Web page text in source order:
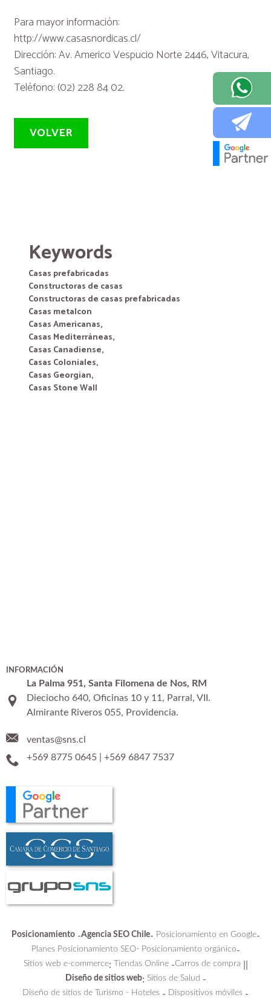
Para mayor información:
http://www.casasnordicas.cl/
Dirección: Av. Americo Vespucio Norte 2446, Vitacura,
Santiago.
Teléfono: (02) 228 84 02.
VOLVER
Keywords
Casas prefabricadas
Constructoras de casas
Constructoras de casas prefabricadas
Casas metalcon
Casas Americanas,
Casas Mediterráneas,
Casas Canadiense,
Casas Coloniales,
Casas Georgian,
Casas Stone Wall
INFORMACIÓN
La Palma 951, Santa Filomena de Nos, RM
Dieciocho 640, Oficinas 10 y 11, Parral, VII.
Almirante Riveros 055, Providencia.
ventas@sns.cl
+569 8775 0645| +569 6847 7537
Posicionamiento-Agencia SEO Chile- Posicionamiento en Google-
Planes Posicionamiento SEO- Posicionamiento orgánico-
Sitios web e-commerce: Tiendas Online-Carros de compra
Diseño de sitios web: Sitios de Salud -
Diseño de sitios de Turismo - Hoteles - Dispositivos móviles -